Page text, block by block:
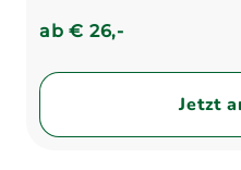
ab€ 26,-
Jetzt